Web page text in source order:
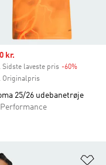
kr.
Sidste laveste pris -60%
Originalpris
25/26 udebanetrøje